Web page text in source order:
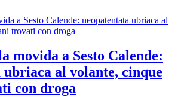
movida a Sesto Calende:
ubriaca al volante, cinque
con droga